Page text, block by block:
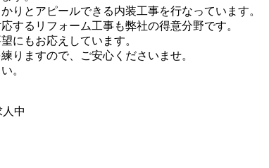
りとアピールできる内装工事を行なっています。
するリフォーム工事も弊社の得意分野です。
にもお応えしています。
りますので、ご安心くださいませ。
。
中